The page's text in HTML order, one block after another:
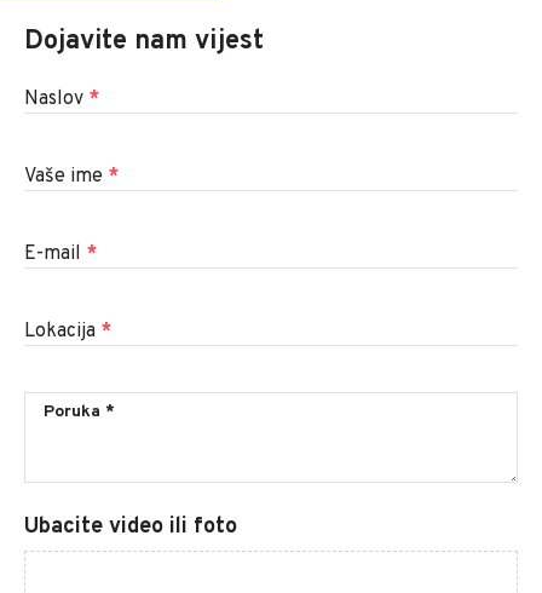
Dojavite nam vijest
Naslov *
Vaše ime *
E-mail *
Lokacija *
Ubacite video ili foto